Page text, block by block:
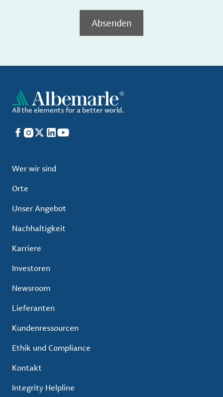
Absenden
All the elements for a better world.
Facebook
Instagram
X LinkedIn
YouTube
Wer wir sind
Orte
Unser Angebot
Nachhaltigkeit
Karriere
Investoren
Newsroom
Lieferanten
Kundenressourcen
Ethik und Compliance
Kontakt
Integrity Helpline